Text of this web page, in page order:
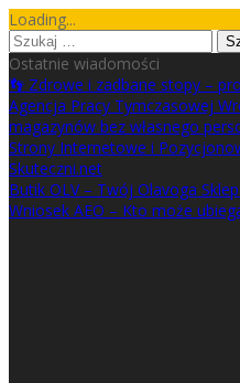
Skip
to
content
Loading...
Szukaj:
Ostatnie wiadomości
👣 Zdrowe i zadbane stopy –
Agencja Pracy Tymczasowej
magazynów bez własnego
Strony Internetowe i
Skuteczni.net
Butik OLV – Twój Olavoga
Wniosek AEO – Kto może